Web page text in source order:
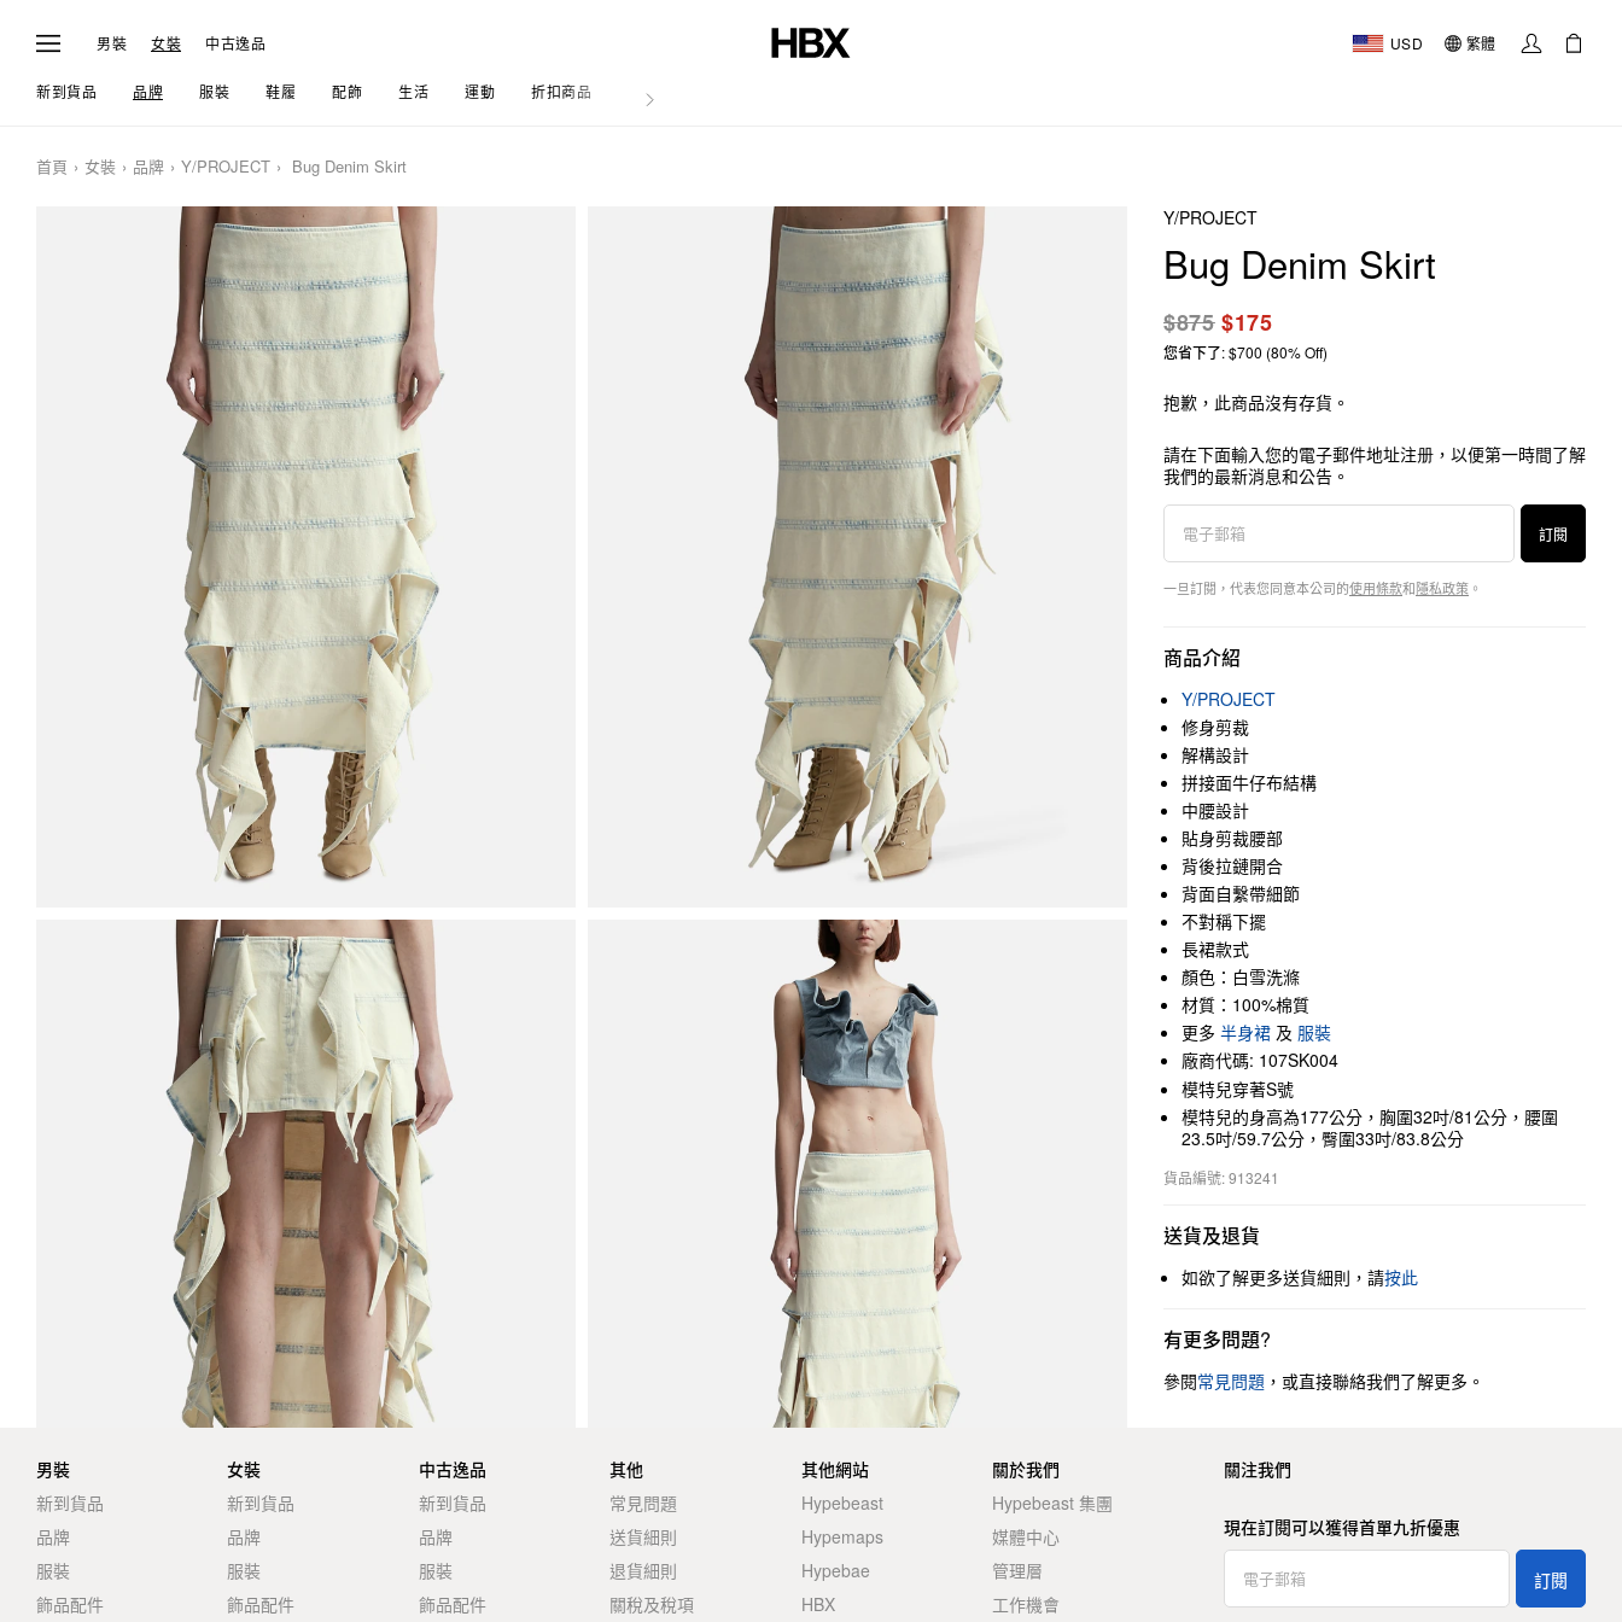
男裝 女裝 中古逸品 USD 繁體
新到貨品 品牌 服裝 鞋履 配飾 生活 運動 折扣商品 文章
首頁 女裝 品牌 Y/PROJECT Bug Denim Skirt
Y/PROJECT
Bug Denim Skirt
$875$175
您省下了: $700 (80% Off)
抱歉，此商品沒有存貨。
請在下面輸入您的電子郵件地址注册，以便第一時間了解
我們的最新消息和公告。
訂閱
一旦訂閱，代表您同意本公司的使用條款和隱私政策 。
商品介紹
Y/PROJECT
修身剪裁
解構設計
拼接面牛仔布結構
中腰設計
貼身剪裁腰部
背後拉鏈開合
背面自繫帶細節
不對稱下擺
長裙款式
顏色：白雪洗滌
材質：100%棉質
更多 半身裙 及 服裝
廠商代碼: 107SK004
模特兒穿著S號
模特兒的身高為177公分，胸圍32吋/81公分，腰圍
23.5吋/59.7公分，臀圍33吋/83.8公分
貨品編號: 913241
送貨及退貨
如欲了解更多送貨細則，請按此
有更多問題?
參閱常見問題 ，或直接聯絡我們了解更多。
男裝
新到貨品
品牌
服裝
飾品配件
女裝
新到貨品
品牌
服裝
飾品配件
中古逸品
新到貨品
品牌
服裝
飾品配件
其他
常見問題
送貨細則
退貨細則
關稅及稅項
其他網站
Hypebeast
Hypemaps
Hypebae
HBX
關於我們
Hypebeast 集團
媒體中心
管理層
工作機會
關注我們
現在訂閱可以獲得首單九折優惠
訂閱